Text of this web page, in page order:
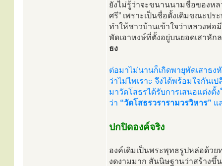
ยังไม่รู้ว่าจะขนานนามชื่อของหล
ศรี” เพราะเป็นชื่อดั้งเดิมขณะป
ทำให้ชาวบ้านเข้าใจว่าหลวงพ่อ
พัดเอาหงษ์ที่ตั้งอยู่บนยอดเสาหัก
ธง
ต่อมาไม่นานก็เกิดพายุพัดเสาธง
ว่าไม่ไพเราะ จึงได้พร้อมใจกันเ
มาวัดโสธรได้รับการเสนอแต่ง
ว่า “วัดโสธรวรารามวรวิหาร” แ
ปกปิดองค์จริง
องค์เดิมเป็นพระพุทธรูปหล่อด้ว
งดงามมาก สันนิษฐานว่าสร้างขึ้